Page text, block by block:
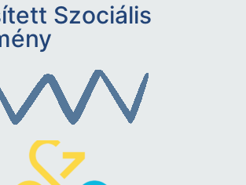
Szociális